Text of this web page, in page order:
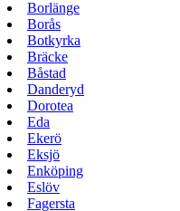
Borlänge
Borås
Botkyrka
Bräcke
Båstad
Danderyd
Dorotea
Eda
Ekerö
Eksjö
Enköping
Eslöv
Fagersta